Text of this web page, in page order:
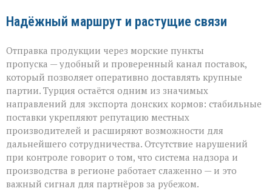
Надёжный маршрут и растущие связи
Отправка продукции через морские пункты
пропуска — удобный и проверенный канал поставок,
который позволяет оперативно доставлять крупные
партии. Турция остаётся одним из значимых
направлений для экспорта донских кормов: стабильные
поставки укрепляют репутацию местных
производителей и расширяют возможности для
дальнейшего сотрудничества. Отсутствие нарушений
при контроле говорит о том, что система надзора и
производства в регионе работает слаженно — и это
важный сигнал для партнёров за рубежом.